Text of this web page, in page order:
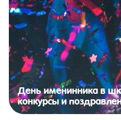
День именинника в
конкурсы и